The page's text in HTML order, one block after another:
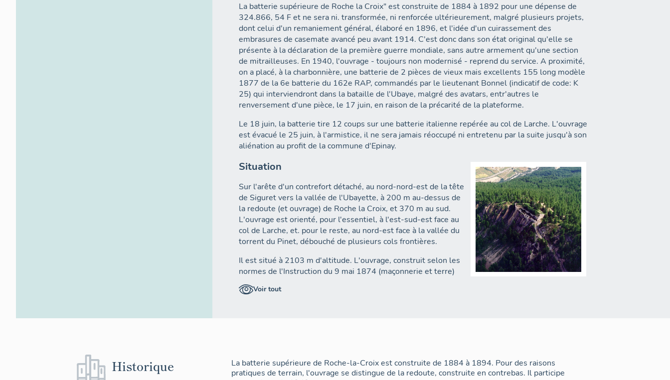
La batterie supérieure de Roche la Croix" est construite de 1884 à 1892 pour une dépense de
324.866, 54 F et ne sera ni. transformée, ni renforcée ultérieurement, malgré plusieurs projets,
dont celui d'un remaniement général, élaboré en 1896, et l'idée d'un cuirassement des
embrasures de casemate avancé peu avant 1914. C'est donc dans son état original qu'elle se
présente à la déclaration de la première guerre mondiale, sans autre armement qu'une section
de mitrailleuses. En 1940, l'ouvrage - toujours non modernisé - reprend du service. A proximité,
on a placé, à la charbonnière, une batterie de 2 pièces de vieux mais excellents 155 long modèle
1877 de la 6e batterie du 162e RAP, commandés par le lieutenant Bonnel (indicatif de code: K
25) qui interviendront dans la bataille de l'Ubaye, malgré des avatars, entr'autres le
renversement d'une pièce, le 17 juin, en raison de la précarité de la plateforme.
Le 18 juin, la batterie tire 12 coups sur une batterie italienne repérée au col de Larche. L'ouvrage
est évacué le 25 juin, à l'armistice, il ne sera jamais réoccupé ni entretenu par la suite jusqu'à son
aliénation au profit de la commune d'Epinay.
Situation
Sur l'arête d'un contrefort détaché, au nord-nord-est de la tête
de Siguret vers la vallée de l'Ubayette, à 200 m au-dessus de
la redoute (et ouvrage) de Roche la Croix, et 370 m au sud.
L'ouvrage est orienté, pour l'essentiel, à l'est-sud-est face au
col de Larche, et. pour le reste, au nord-est face à la vallée du
torrent du Pinet, débouché de plusieurs cols frontières.
Il est situé à 2103 m d'altitude. L'ouvrage, construit selon les
normes de l'Instruction du 9 mai 1874 (maçonnerie et terre)
correspondant à l'artillerie rayée (obus de fonte chargés en
poudre noire) a son plan dessinant un trapèze rectangle, de 65
droit) par un fossé revêtu de 7 ID de large et de 7 à 10 m de
Voir tout
Historique
La batterie supérieure de Roche-la-Croix est construite de 1884 à 1894. Pour des raisons
pratiques de terrain, l'ouvrage se distingue de la redoute, construite en contrebas. Il participe